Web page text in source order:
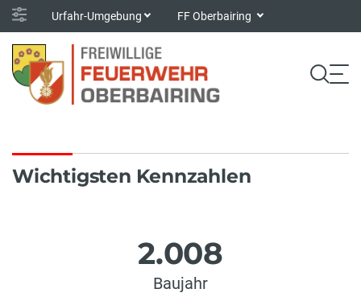
Urfahr-Umgebung FF Oberbairing
Wichtigsten Kennzahlen
2.008
Baujahr